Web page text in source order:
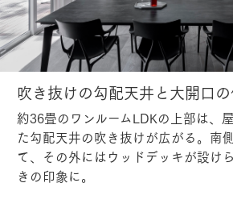
吹き抜けの勾配天井と大開口
約36畳のワンルームLDKの上部は、
た勾配天井の吹き抜けが広がる。南
て、その外にはウッドデッキが設け
きの印象に。